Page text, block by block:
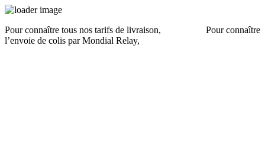
Pour connaître tous nos tarifs de livraison,
Pour connaître
l’envoie de colis par Mondial Relay,